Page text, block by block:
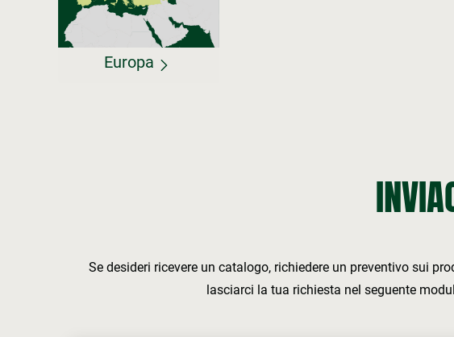
Europa
Se desideri ricevere un catalogo, richiedere un preventivo sui
lasciarci la tua richiesta nel seguente